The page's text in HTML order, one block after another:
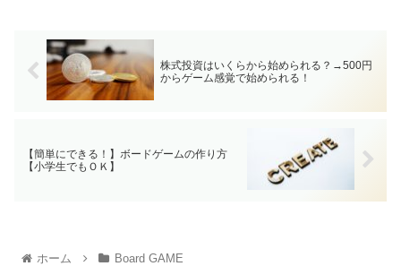
株式投資はいくらから始められる？→500円
からゲーム感覚で始められる！
【簡単にできる！】ボードゲームの作り方
【小学生でもＯＫ】
ホーム Board GAME